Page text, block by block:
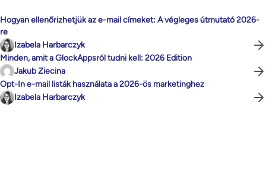
Hogyan ellenőrizhetjük az e-mail címeket: A végleges útmutató 2026-
re
Izabela Harbarczyk
Minden, amit a GlockAppsról tudni kell: 2026 Edition
Jakub Ziecina
Opt-In e-mail listák használata a 2026-ös marketinghez
Izabela Harbarczyk